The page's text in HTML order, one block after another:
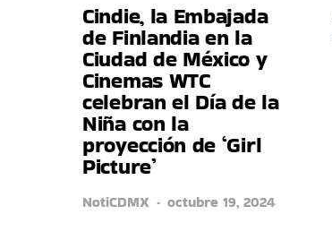
Cindie, la Embajada
de Finlandia en la
Ciudad de México y
Cinemas WTC
celebran el Día de la
Niña con la
proyección de ‘Girl
Picture’
NotiCDMX octubre 19, 2024